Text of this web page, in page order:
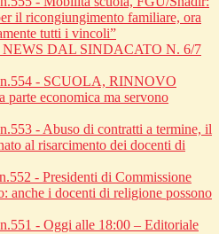
il ricongiungimento familiare, ora
tutti i vincoli”
DAL SINDACATO N. 6/7
- SCUOLA, RINNOVO
parte economica ma servono
- Abuso di contratti a termine, il
al risarcimento dei docenti di
- Presidenti di Commissione
anche i docenti di religione possono
- Oggi alle 18:00 – Editoriale